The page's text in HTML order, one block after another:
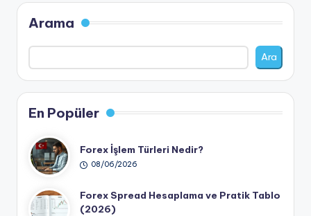
Arama
Ara
En Popüler
Forex İşlem Türleri Nedir?
08/06/2026
Forex Spread Hesaplama ve Pratik Tablo
(2026)